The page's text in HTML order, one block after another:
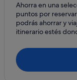
Santiponce
Zenit hoteles en
Apartamentos en
Hoteles baratos
Ahorra en una
puntos por
podrás ahorrar y
itinerario estés